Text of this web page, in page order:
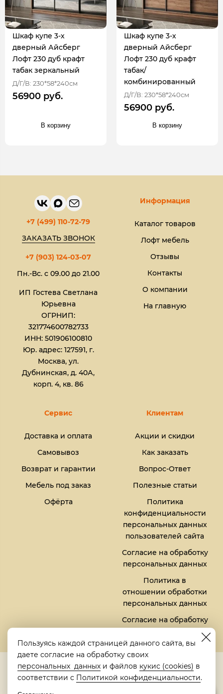
Шкаф купе 3-х
дверный Айсберг
Лофт 230 дуб крафт
табак зеркальный
Д/Г/В: 230*58*240см
56900 руб.
В корзину
Шкаф купе 3-х
дверный Айсберг
Лофт 230 дуб крафт
табак/
комбинированный
Д/Г/В: 230*58*240см
56900 руб.
В корзину
+7 (499) 110-72-79
ЗАКАЗАТЬ ЗВОНОК
+7 (903) 124-03-07
Пн.-Вс. с 09.00 до 21.00
ИП Гостева Светлана
Юрьевна​
ОГРНИП:
321774600782733
ИНН: 501906100810
Юр. адрес: 127591, г.
Москва, ул.
Дубнинская, д. 40А,
корп. 4, кв. 86
Информация
Каталог товаров
Лофт мебель
Отзывы
Контакты
О компании
На главную
Сервис
Доставка и оплата
Самовывоз
Возврат и гарантии
Мебель под заказ
Офёрта
Клиентам
Акции и скидки
Как заказать
Вопрос-Ответ
Полезные статьи
Политика
конфиденциальности
персональных данных
пользователей сайта
Согласие на обработку
персональных данных
Политика в
отношении обработки
персональных данных
Согласие на обработку
файлов кукис (cookies)
5,0
Рейтинг в Яндексе
Пользуясь каждой страницей данного сайта, вы
даете согласие на обработку своих
персональных данных и файлов кукис (cookies) в
соответствии с Политикой конфиденциальности.